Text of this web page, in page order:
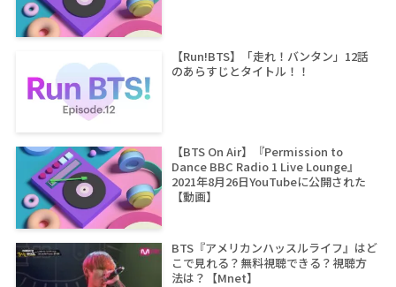
【Run!BTS】「走れ！バンタン」12話
のあらすじとタイトル！！
【BTS On Air】『Permission to
Dance BBC Radio 1 Live Lounge』
2021年8月26日YouTubeに公開された
【動画】
BTS『アメリカンハッスルライフ』はど
こで見れる？無料視聴できる？視聴方
法は？【Mnet】